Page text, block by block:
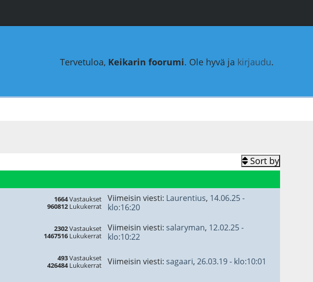
Tervetuloa, Keikarin foorumi. Ole hyvä ja kirjaudu.
Sort by
1664Vastaukset
960812Lukukerrat
Viimeisin viesti: Laurentius, 14.06.25 -
klo:16:20
2302Vastaukset
1467516Lukukerrat
Viimeisin viesti: salaryman, 12.02.25 -
klo:10:22
493Vastaukset
426484Lukukerrat Viimeisin viesti: sagaari, 26.03.19 - klo:10:01